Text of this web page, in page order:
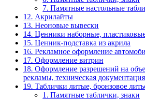
7. Памятные настольные
12. Акрилайты
13. Неоновые вывески
14. Ценники наборные,
15. Ценник-подставка из акрила
16. Рекламное оформление
17. Оформление витрин
18. Оформление разрешений на
рекламы, техническая документация
19. Таблички литые, бронзовое
1. Памятные таблички, знаки